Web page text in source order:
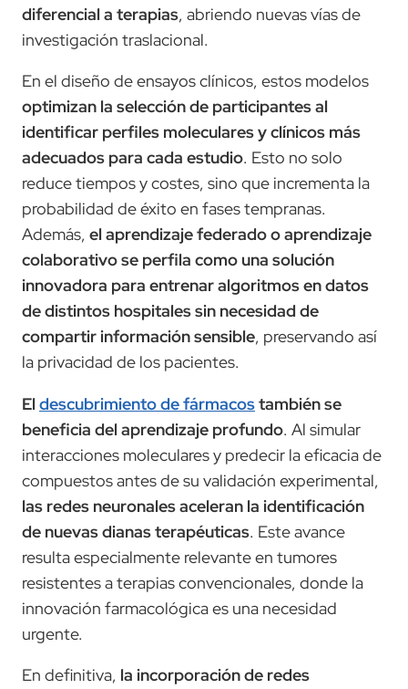
diferencial a terapias, abriendo nuevas vías de
investigación traslacional.
En el diseño de ensayos clínicos, estos modelos
optimizan la selección de participantes al
identificar perfiles moleculares y clínicos más
adecuados para cada estudio. Esto no solo
reduce tiempos y costes, sino que incrementa la
probabilidad de éxito en fases tempranas.
Además, el aprendizaje federado o aprendizaje
colaborativo se perfila como una solución
innovadora para entrenar algoritmos en datos
de distintos hospitales sin necesidad de
compartir información sensible, preservando así
la privacidad de los pacientes.
Eldescubrimiento de fármacostambién se
beneficia del aprendizaje profundo. Al simular
interacciones moleculares y predecir la eficacia de
compuestos antes de su validación experimental,
las redes neuronales aceleran la identificación
de nuevas dianas terapéuticas. Este avance
resulta especialmente relevante en tumores
resistentes a terapias convencionales, donde la
innovación farmacológica es una necesidad
urgente.
En definitiva, la incorporación de redes